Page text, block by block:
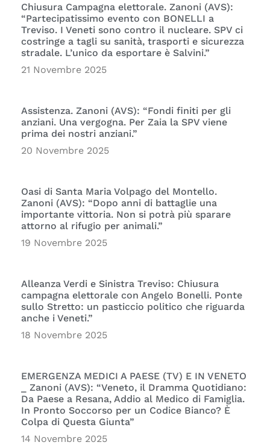
Chiusura Campagna elettorale. Zanoni (AVS):
“Partecipatissimo evento con BONELLI a
Treviso. I Veneti sono contro il nucleare. SPV ci
costringe a tagli su sanità, trasporti e sicurezza
stradale. L’unico da esportare è Salvini.”
21 Novembre 2025
Assistenza. Zanoni (AVS): “Fondi finiti per gli
anziani. Una vergogna. Per Zaia la SPV viene
prima dei nostri anziani.”
20 Novembre 2025
Oasi di Santa Maria Volpago del Montello.
Zanoni (AVS): “Dopo anni di battaglie una
importante vittoria. Non si potrà più sparare
attorno al rifugio per animali.”
19 Novembre 2025
Alleanza Verdi e Sinistra Treviso: Chiusura
campagna elettorale con Angelo Bonelli. Ponte
sullo Stretto: un pasticcio politico che riguarda
anche i Veneti.”
18 Novembre 2025
EMERGENZA MEDICI A PAESE (TV) E IN VENETO
_ Zanoni (AVS): “Veneto, il Dramma Quotidiano:
Da Paese a Resana, Addio al Medico di Famiglia.
In Pronto Soccorso per un Codice Bianco? È
Colpa di Questa Giunta”
14 Novembre 2025